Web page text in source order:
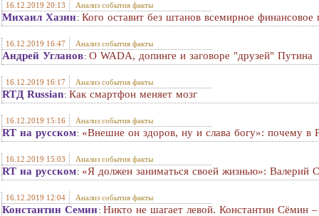
16.12.2019 20:13 Анализ события факты
Михаил Хазин: Кого оставит без штанов всемирное
16.12.2019 16:47 Анализ события факты
Андрей Угланов: О WADA, допинге и заговоре "друзей" Путина
16.12.2019 16:17 Анализ события факты
RTД Russian: Как смартфон меняет мозг
16.12.2019 15:16 Анализ события факты
RT на русском: «Внешне он здоров, ну и слава богу»: почему в
16.12.2019 15:03 Анализ события факты
RT на русском: «Я должен заниматься своей жизнью»: Валерий
16.12.2019 12:04 Анализ события факты
Константин Семин: Никто не шагает левой. Константин Сёмин